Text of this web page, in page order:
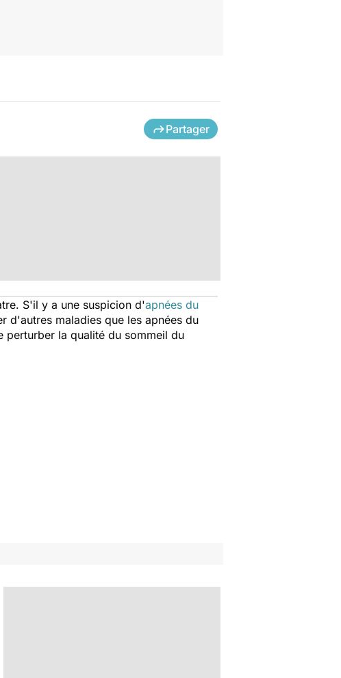
Partager
S'il y a une suspicion d'apnées du
d'autres maladies que les apnées du
perturber la qualité du sommeil du